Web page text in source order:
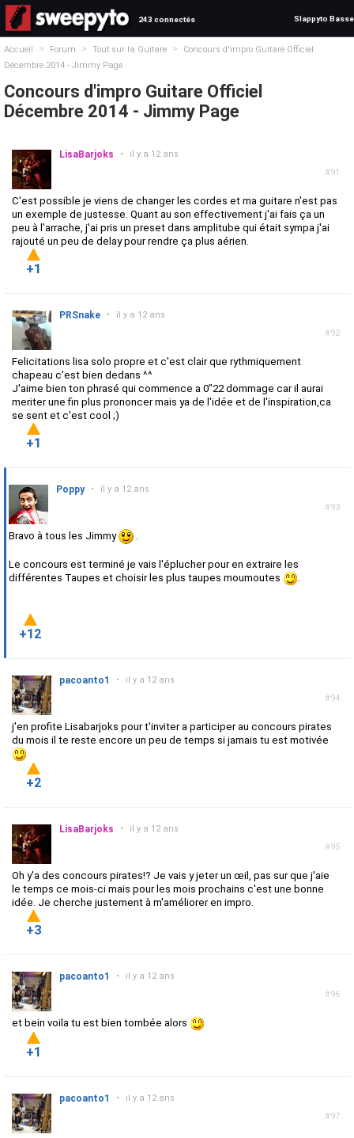
243 connectés Slappyto Basse
Accueil > Forum > Tout sur la Guitare >
Concours d'impro Guitare Officiel
Décembre 2014 - Jimmy Page
Concours d'impro Guitare Officiel
Décembre 2014 - Jimmy Page
#91
LisaBarjoks • il y a 12 ans
C'est possible je viens de changer les cordes et ma guitare n'est pas
un exemple de justesse. Quant au son effectivement j'ai fais ça un
peu à l’arrache, j'ai pris un preset dans amplitube qui était sympa j'ai
rajouté un peu de delay pour rendre ça plus aérien.
+1
#92
PRSnake • il y a 12 ans
Felicitations lisa solo propre et c'est clair que rythmiquement
chapeau c'est bien dedans ^^
J'aime bien ton phrasé qui commence a 0"22 dommage car il aurai
meriter une fin plus prononcer mais ya de l'idée et de l'inspiration,ca
se sent et c'est cool ;)
+1
#93
Poppy • il y a 12 ans
Bravo à tous les Jimmy .
Le concours est terminé je vais l'éplucher pour en extraire les
différentes Taupes et choisir les plus taupes moumoutes
.
+12
#94
pacoanto1 • il y a 12 ans
j'en profite Lisabarjoks pour t'inviter a participer au concours pirates
du mois il te reste encore un peu de temps si jamais tu est motivée
+2
#95
LisaBarjoks • il y a 12 ans
Oh y'a des concours pirates!? Je vais y jeter un œil, pas sur que j'aie
le temps ce mois-ci mais pour les mois prochains c'est une bonne
idée. Je cherche justement à m'améliorer en impro.
+3
#96
pacoanto1 • il y a 12 ans
et bein voila tu est bien tombée alors
+1
#97
pacoanto1 • il y a 12 ans